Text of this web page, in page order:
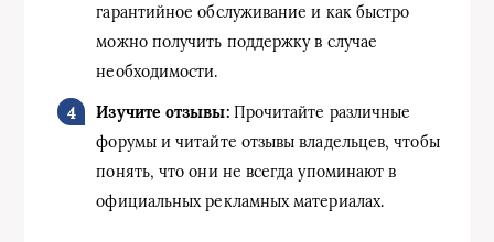
гарантийное обслуживание и как быстро
можно получить поддержку в случае
необходимости.
Изучите отзывы:Прочитайте различные
форумы и читайте отзывы владельцев, чтобы
понять, что они не всегда упоминают в
официальных рекламных материалах.